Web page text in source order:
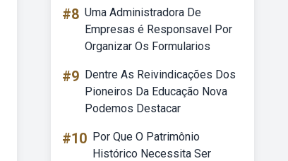
#8 Uma Administradora De
Empresas é Responsavel Por
Organizar Os Formularios
#9 Dentre As Reivindicações Dos
Pioneiros Da Educação Nova
Podemos Destacar
#10 Por Que O Patrimônio
Histórico Necessita Ser